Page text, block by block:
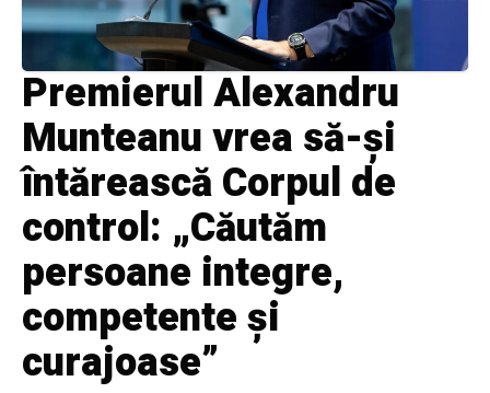
Premierul Alexandru
Munteanu vrea să-și
întărească Corpul de
control: „Căutăm
persoane integre,
competente și
curajoase”